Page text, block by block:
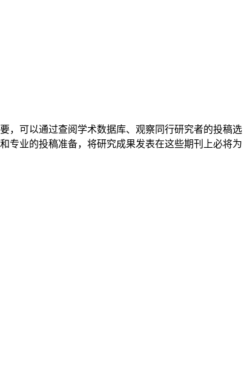
，可以通过查阅学术数据库、观察同行研究者的投稿选
专业的投稿准备，将研究成果发表在这些期刊上必将为